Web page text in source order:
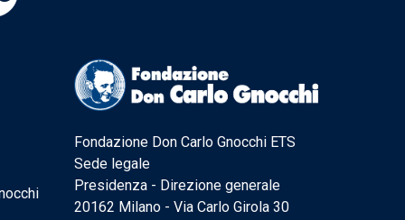
Fondazione Don Carlo Gnocchi ETS
Sede legale
Presidenza - Direzione generale
20162 Milano - Via Carlo Girola 30